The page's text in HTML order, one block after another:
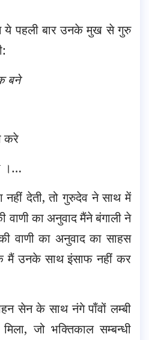
पहली बार उनके मुख से गुरु
बने
करे
।…
देती, तो गुरुदेव ने साथ में
वाणी का अनुवाद मैंने बंगाली ने
वाणी का अनुवाद का साहस
मैं उनके साथ इंसाफ नहीं कर
सेन के साथ नंगे पाँवों लम्बी
जो भक्तिकाल सम्बन्धी